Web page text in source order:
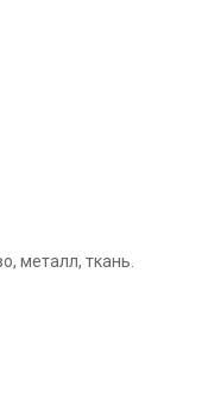
металл, ткань.